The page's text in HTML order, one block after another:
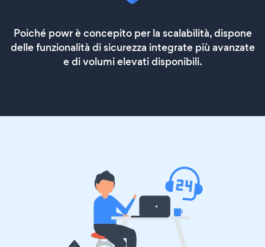
Poiché powr è concepito per la scalabilità, dispone
delle funzionalità di sicurezza integrate più avanzate
e di volumi elevati disponibili.